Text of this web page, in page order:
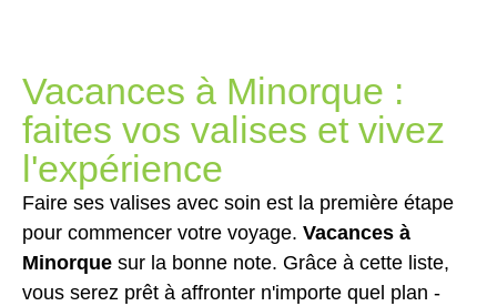
Vacances à Minorque :
faites vos valises et vivez
l'expérience
Faire ses valises avec soin est la première étape
pour commencer votre voyage. Vacances à
Minorque sur la bonne note. Grâce à cette liste,
vous serez prêt à affronter n'importe quel plan -